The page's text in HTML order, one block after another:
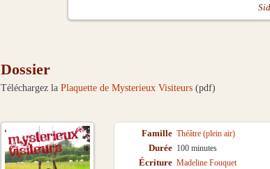
Dossier
Téléchargez la Plaquette de Mysterieux Visiteurs (pdf)
Famille Théâtre (plein air)
Durée 100 minutes
Écriture Madeline Fouquet